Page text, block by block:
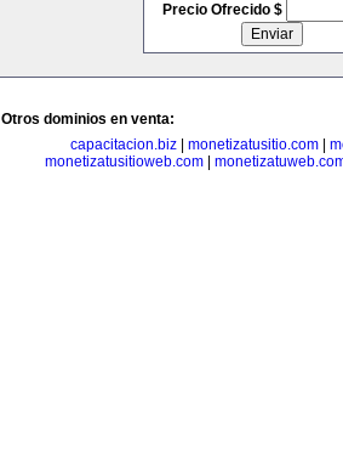
Precio Ofrecido $
Otros dominios en venta:
capacitacion.biz| monetizatusitio.com|
monetizatusitioweb.com